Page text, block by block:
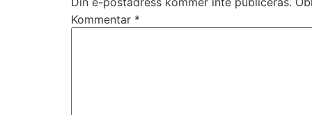
Kommentar *